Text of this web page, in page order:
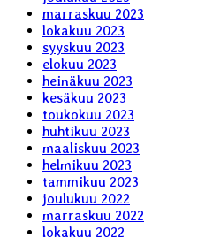
marraskuu 2023
lokakuu 2023
syyskuu 2023
elokuu 2023
heinäkuu 2023
kesäkuu 2023
toukokuu 2023
huhtikuu 2023
maaliskuu 2023
helmikuu 2023
tammikuu 2023
joulukuu 2022
marraskuu 2022
lokakuu 2022